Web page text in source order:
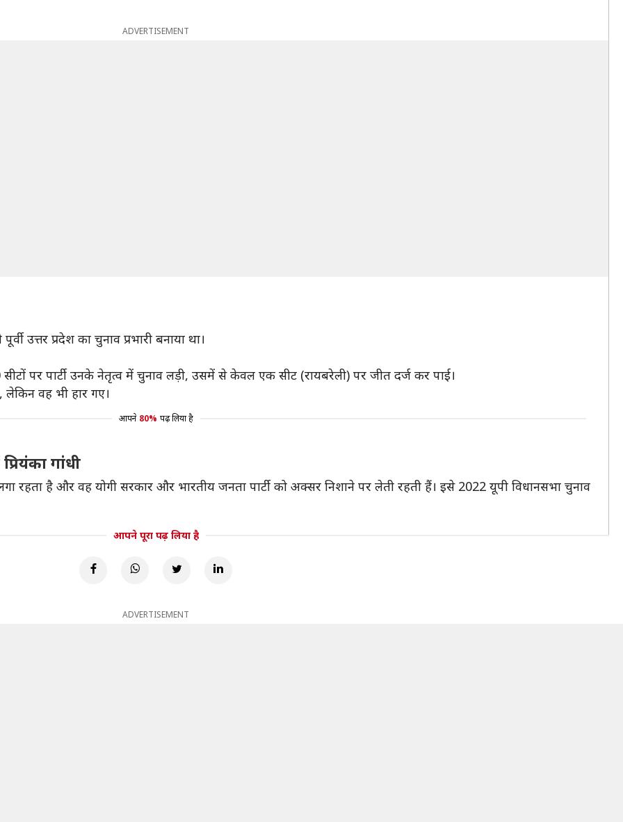
ADVERTISEMENT
उत्तर प्रदेश का चुनाव प्रभारी बनाया था।
पर पार्टी उनके नेतृत्व में चुनाव लड़ी, उसमें से केवल एक सीट (रायबरेली) पर जीत दर्ज कर पाई।
लेकिन वह भी हार गए।
आपने 80% पढ़ लिया है
गांधी
रहता है और वह योगी सरकार और भारतीय जनता पार्टी को अक्सर निशाने पर लेती रहती हैं। इसे 2022 यूपी विधानसभा चुनाव
आपने पूरा पढ़ लिया है
ADVERTISEMENT